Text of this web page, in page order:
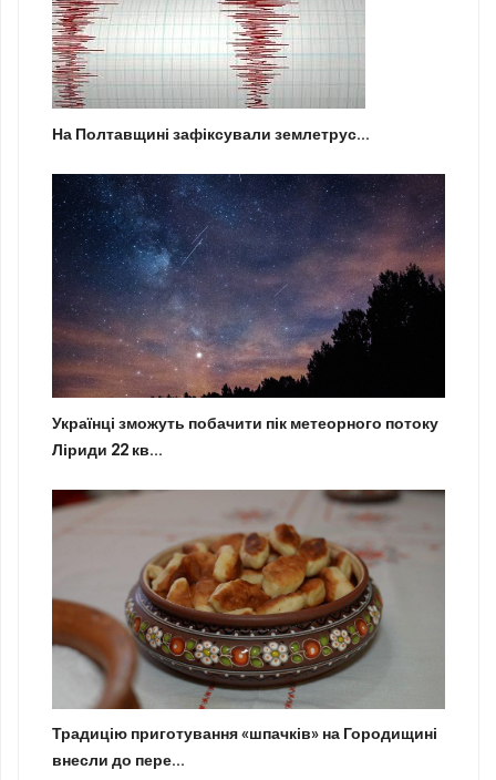
На Полтавщині зафіксували землетрус...
Українці зможуть побачити пік метеорного потоку
Ліриди 22 кв...
Традицію приготування «шпачків» на Городищині
внесли до пере...